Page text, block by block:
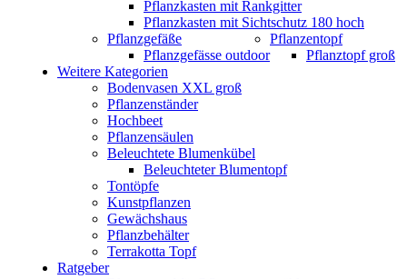
Pflanzkasten mit Rankgitter
Pflanzkasten mit Sichtschutz 180 hoch
Pflanzgefäße
Pflanzgefässe outdoor
Pflanzentopf
Pflanztopf groß
Weitere Kategorien
Bodenvasen XXL groß
Pflanzenständer
Hochbeet
Pflanzensäulen
Beleuchtete Blumenkübel
Beleuchteter Blumentopf
Tontöpfe
Kunstpflanzen
Gewächshaus
Pflanzbehälter
Terrakotta Topf
Ratgeber